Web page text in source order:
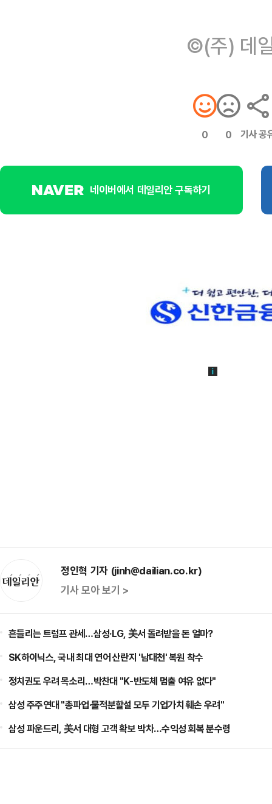
©(주) 데
0 0 기사 공
네이버에서 데일리안 구독하기
정인혁 기자 (jinh@dailian.co.kr)
기사 모아 보기 >
흔들리는 트럼프 관세…삼성·LG, 美서 돌려받을 돈 얼마?
SK하이닉스, 국내 최대 연어 산란지 '남대천' 복원 착수
정치권도 우려 목소리…박찬대 "K-반도체 멈출 여유 없다"
삼성 주주연대 "총파업·물적분할설 모두 기업가치 훼손 우려"
삼성 파운드리, 美서 대형 고객 확보 박차…수익성 회복 분수령